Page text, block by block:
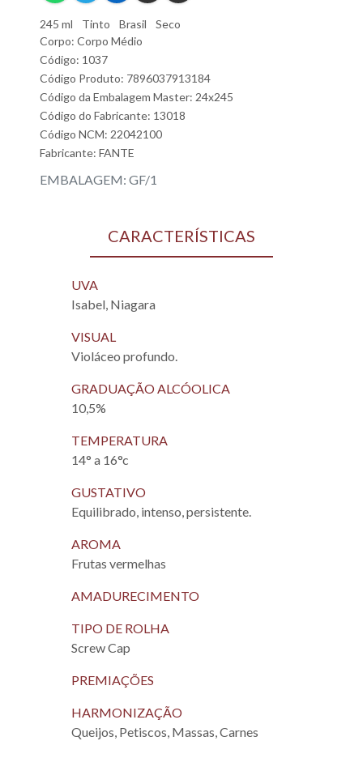
245 ml Tinto Brasil
Seco
Corpo: Corpo Médio
Código: 1037
Código Produto: 7896037913184
Código da Embalagem Master: 24x245
Código do Fabricante: 13018
Código NCM: 22042100
Fabricante: FANTE
EMBALAGEM: GF/1
CARACTERÍSTICAS
UVA
Isabel, Niagara
VISUAL
Violáceo profundo.
GRADUAÇÃO ALCÓOLICA
10,5%
TEMPERATURA
14° a 16°c
GUSTATIVO
Equilibrado, intenso, persistente.
AROMA
Frutas vermelhas
AMADURECIMENTO
TIPO DE ROLHA
Screw Cap
PREMIAÇÕES
HARMONIZAÇÃO
Queijos, Petiscos, Massas, Carnes